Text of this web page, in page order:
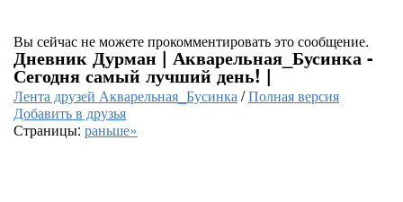
Вы сейчас не можете прокомментировать это сообщение.
Дневник Дурман | Акварельная_Бусинка -
Сегодня самый лучший день! |
Лента друзей Акварельная_Бусинка/Полная версия
Добавить в друзья
Страницы: раньше»